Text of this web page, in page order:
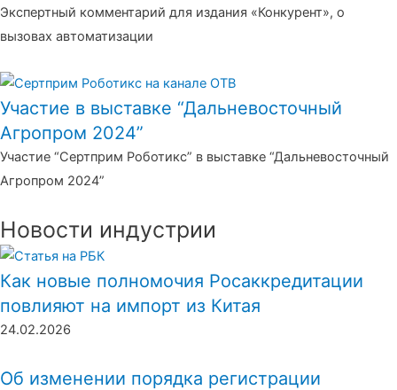
Экспертный комментарий для издания «Конкурент», о
вызовах автоматизации
Участие в выставке “Дальневосточный
Агропром 2024”
Участие “Сертприм Роботикс” в выставке “Дальневосточный
Агропром 2024”
Новости индустрии
Как новые полномочия Росаккредитации
повлияют на импорт из Китая
24.02.2026
Об изменении порядка регистрации